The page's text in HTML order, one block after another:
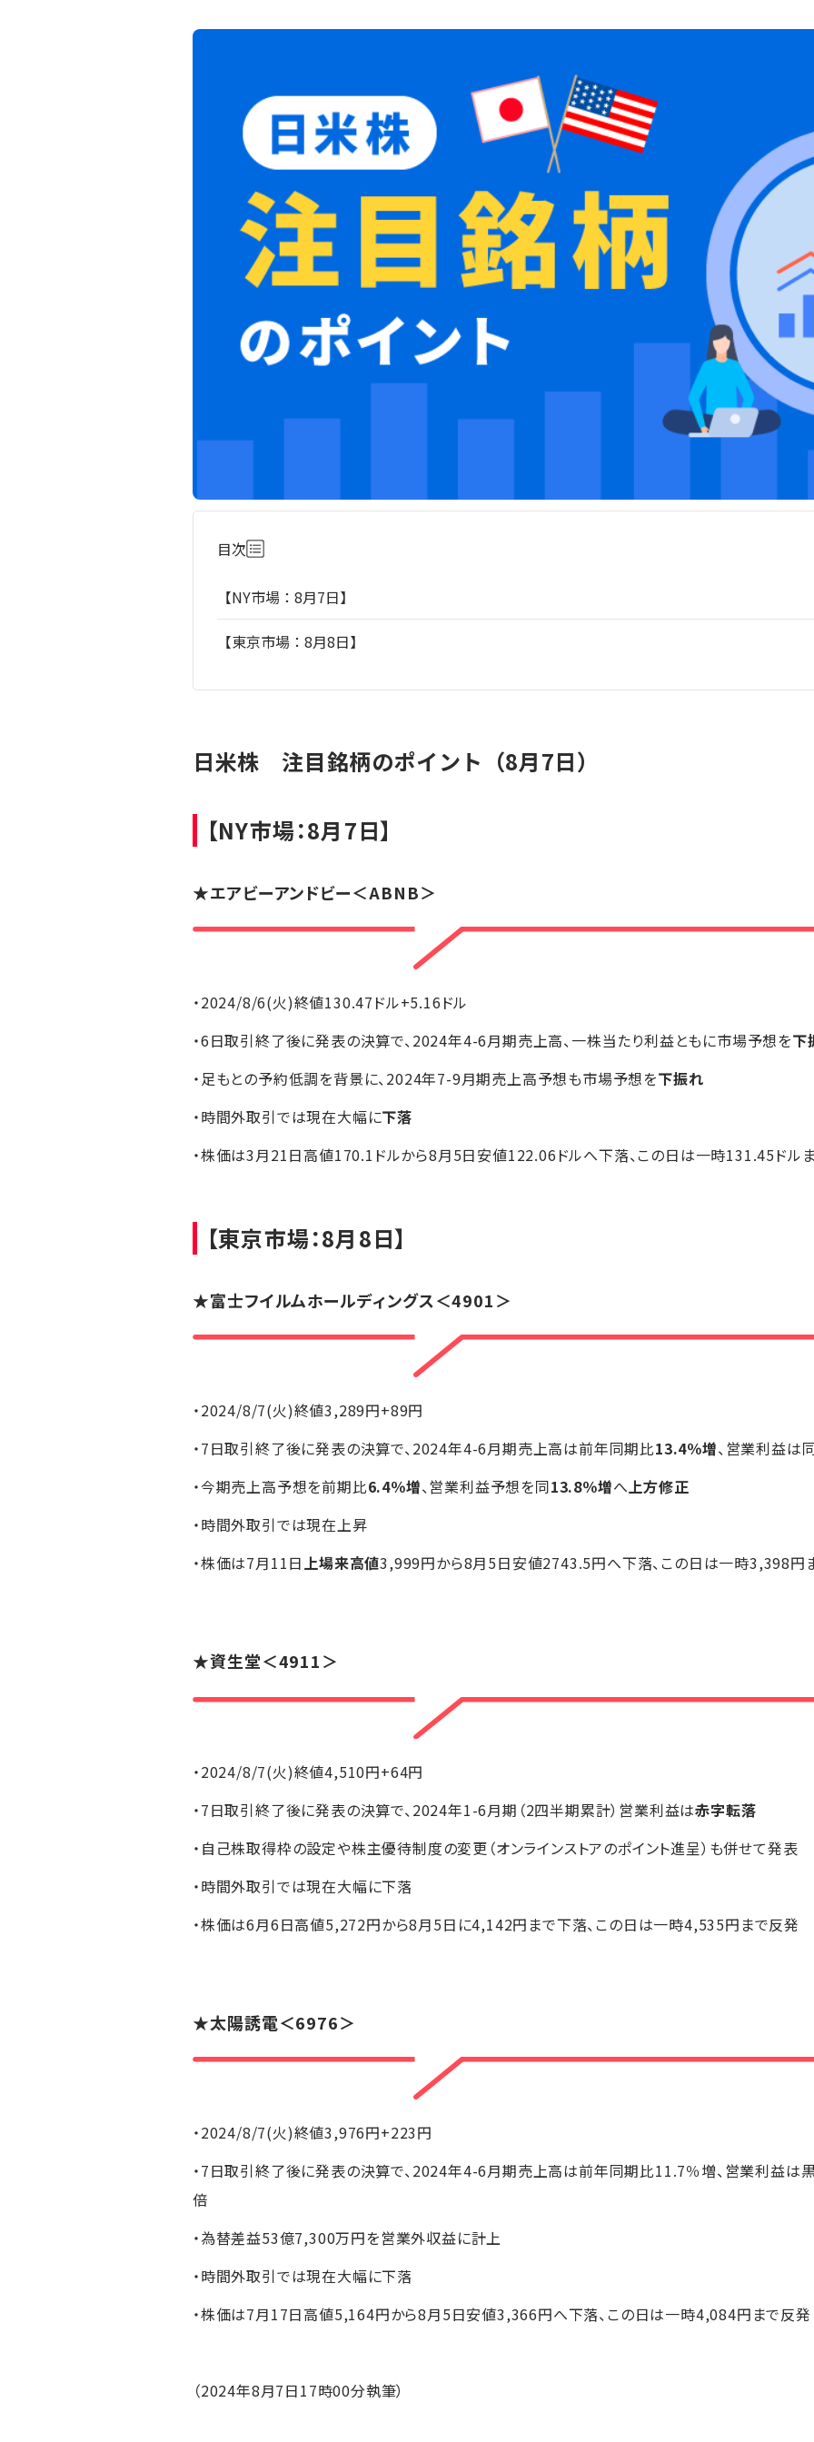
目次
【NY市場：8月7日】
【東京市場：8月8日】
日米株 注目銘柄のポイント（8月7日）
【NY市場：8月7日】
★エアビーアンドビー＜ABNB＞
・2024/8/6(火)終値130.47ドル+5.16ドル
・6日取引終了後に発表の決算で、2024年4-6月期売上高、一株当たり利益ともに市場予想を下
・足もとの予約低調を背景に、2024年7-9月期売上高予想も市場予想を下振れ
・時間外取引では現在大幅に下落
・株価は3月21日高値170.1ドルから8月5日安値122.06ドルへ下落、この日は一時131.45ドル
【東京市場：8月8日】
★富士フイルムホールディングス＜4901＞
・2024/8/7(火)終値3,289円+89円
・7日取引終了後に発表の決算で、2024年4-6月期売上高は前年同期比13.4％増、営業利益は
・今期売上高予想を前期比6.4％増、営業利益予想を同13.8％増へ上方修正
・時間外取引では現在上昇
・株価は7月11日上場来高値3,999円から8月5日安値2743.5円へ下落、この日は一時3,398円
★資生堂＜4911＞
・2024/8/7(火)終値4,510円+64円
・7日取引終了後に発表の決算で、2024年1-6月期（2四半期累計）営業利益は赤字転落
・自己株取得枠の設定や株主優待制度の変更（オンラインストアのポイント進呈）も併せて発表
・時間外取引では現在大幅に下落
・株価は6月6日高値5,272円から8月5日に4,142円まで下落、この日は一時4,535円まで反発
★太陽誘電＜6976＞
・2024/8/7(火)終値3,976円+223円
・7日取引終了後に発表の決算で、2024年4-6月期売上高は前年同期比11.7％増、営業利益は
倍
・為替差益53億7,300万円を営業外収益に計上
・時間外取引では現在大幅に下落
・株価は7月17日高値5,164円から8月5日安値3,366円へ下落、この日は一時4,084円まで反発
（2024年8月7日17時00分執筆）